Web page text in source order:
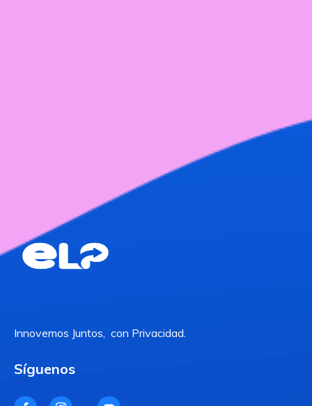
Innovemos Juntos, con Privacidad.
Síguenos